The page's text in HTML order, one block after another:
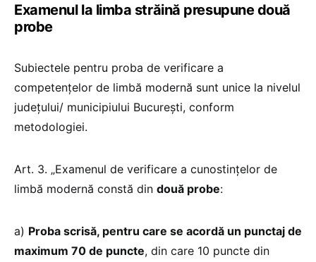
Examenul la limba străină presupune două
probe
Subiectele pentru proba de verificare a
competențelor de limbă modernă sunt unice la nivelul
județului/ municipiului București, conform
metodologiei.
Art. 3. „Examenul de verificare a cunostințelor de
limbă modernă constă din două probe:
a) Proba scrisă, pentru care se acordă un punctaj de
maximum 70 de puncte, din care 10 puncte din